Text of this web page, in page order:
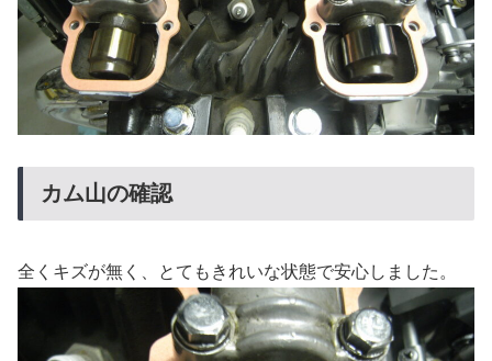
カム山の確認
全くキズが無く、とてもきれいな状態で安心しました。